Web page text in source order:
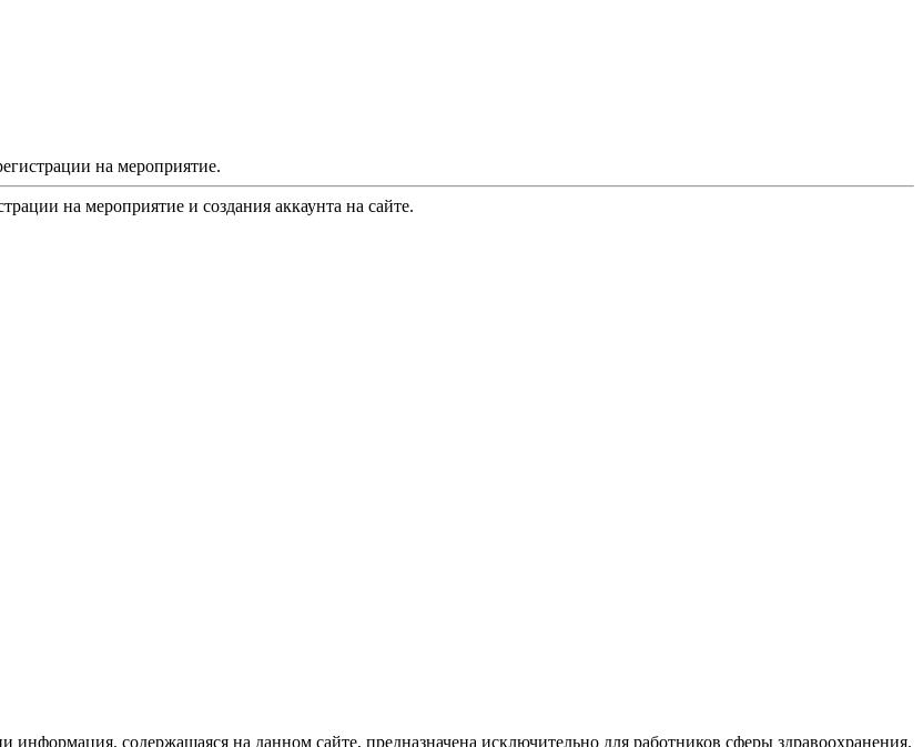
на мероприятие.
на мероприятие и создания аккаунта на сайте.
содержащаяся на данном сайте, предназначена исключительно для работников сферы здравоохранения.